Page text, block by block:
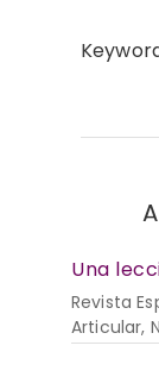
Una
Revista
Articular,